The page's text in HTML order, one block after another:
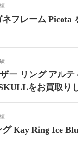
フレーム Picota
ー リング アルテ
をお買取り
グ Kay Ring Ice